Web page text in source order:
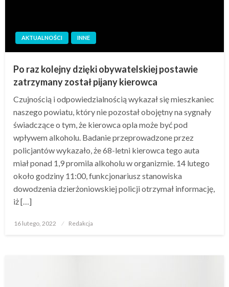
AKTUALNOŚCI INNE
Po raz kolejny dzięki obywatelskiej postawie
zatrzymany został pijany kierowca
Czujnością i odpowiedzialnością wykazał się mieszkaniec
naszego powiatu, który nie pozostał obojętny na sygnały
świadczące o tym, że kierowca opla może być pod
wpływem alkoholu. Badanie przeprowadzone przez
policjantów wykazało, że 68-letni kierowca tego auta
miał ponad 1,9 promila alkoholu w organizmie. 14 lutego
około godziny 11:00, funkcjonariusz stanowiska
dowodzenia dzierżoniowskiej policji otrzymał informację,
iż […]
Opublikowane
16 lutego, 2022 Redakcja